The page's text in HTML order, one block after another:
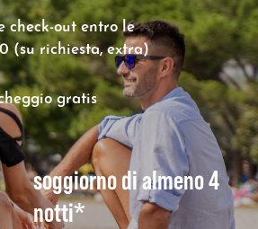
check-out entro le
(su richiesta, extra)
gratis
soggiorno di almeno 4
notti*